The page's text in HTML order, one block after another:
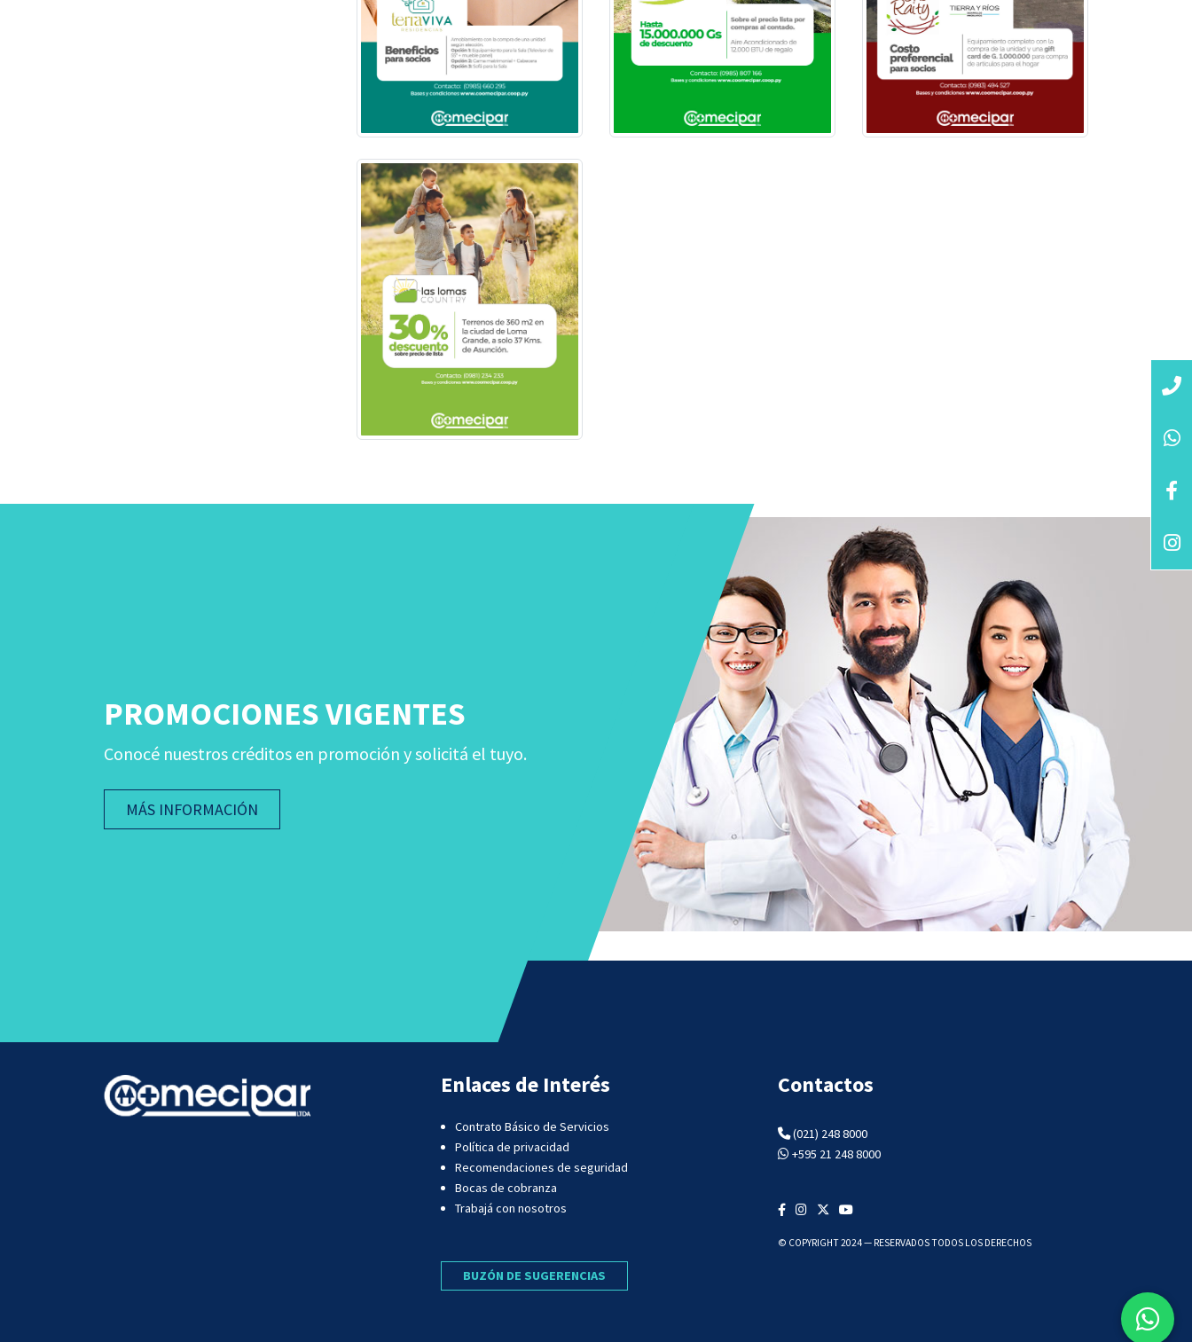
PROMOCIONES VIGENTES
Conocé nuestros créditos en promoción y solicitá el tuyo.
MÁS INFORMACIÓN
Enlaces de Interés
Contrato Básico de Servicios
Política de privacidad
Recomendaciones de seguridad
Bocas de cobranza
Trabajá con nosotros
BUZÓN DE SUGERENCIAS
Contactos
(021) 248 8000
+595 21 248 8000
© COPYRIGHT 2024 — RESERVADOS TODOS LOS DERECHOS